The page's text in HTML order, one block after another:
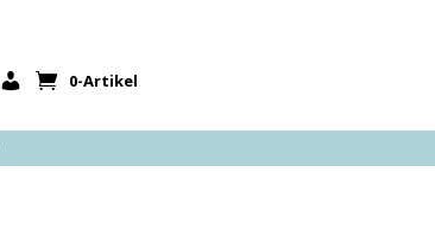
0-Artikel